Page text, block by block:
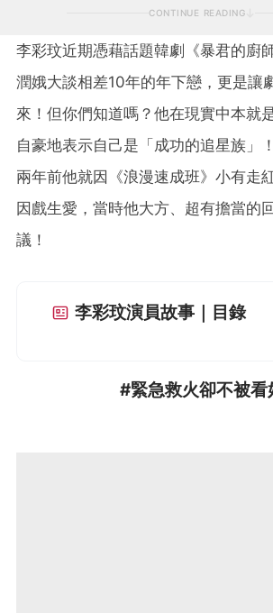
CONTINUE READING
李彩玟近期憑藉話題韓劇《暴君的廚
潤娥大談相差10年的年下戀，更是讓
來！但你們知道嗎？他在現實中本就
自豪地表示自己是「成功的追星族」
兩年前他就因《浪漫速成班》小有走
因戲生愛，當時他大方、超有擔當的
議！
李彩玟演員故事｜目錄
#緊急救火卻不被看